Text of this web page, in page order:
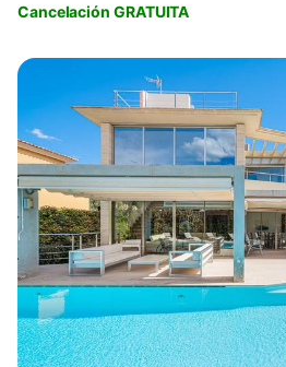
Cancelación GRATUITA